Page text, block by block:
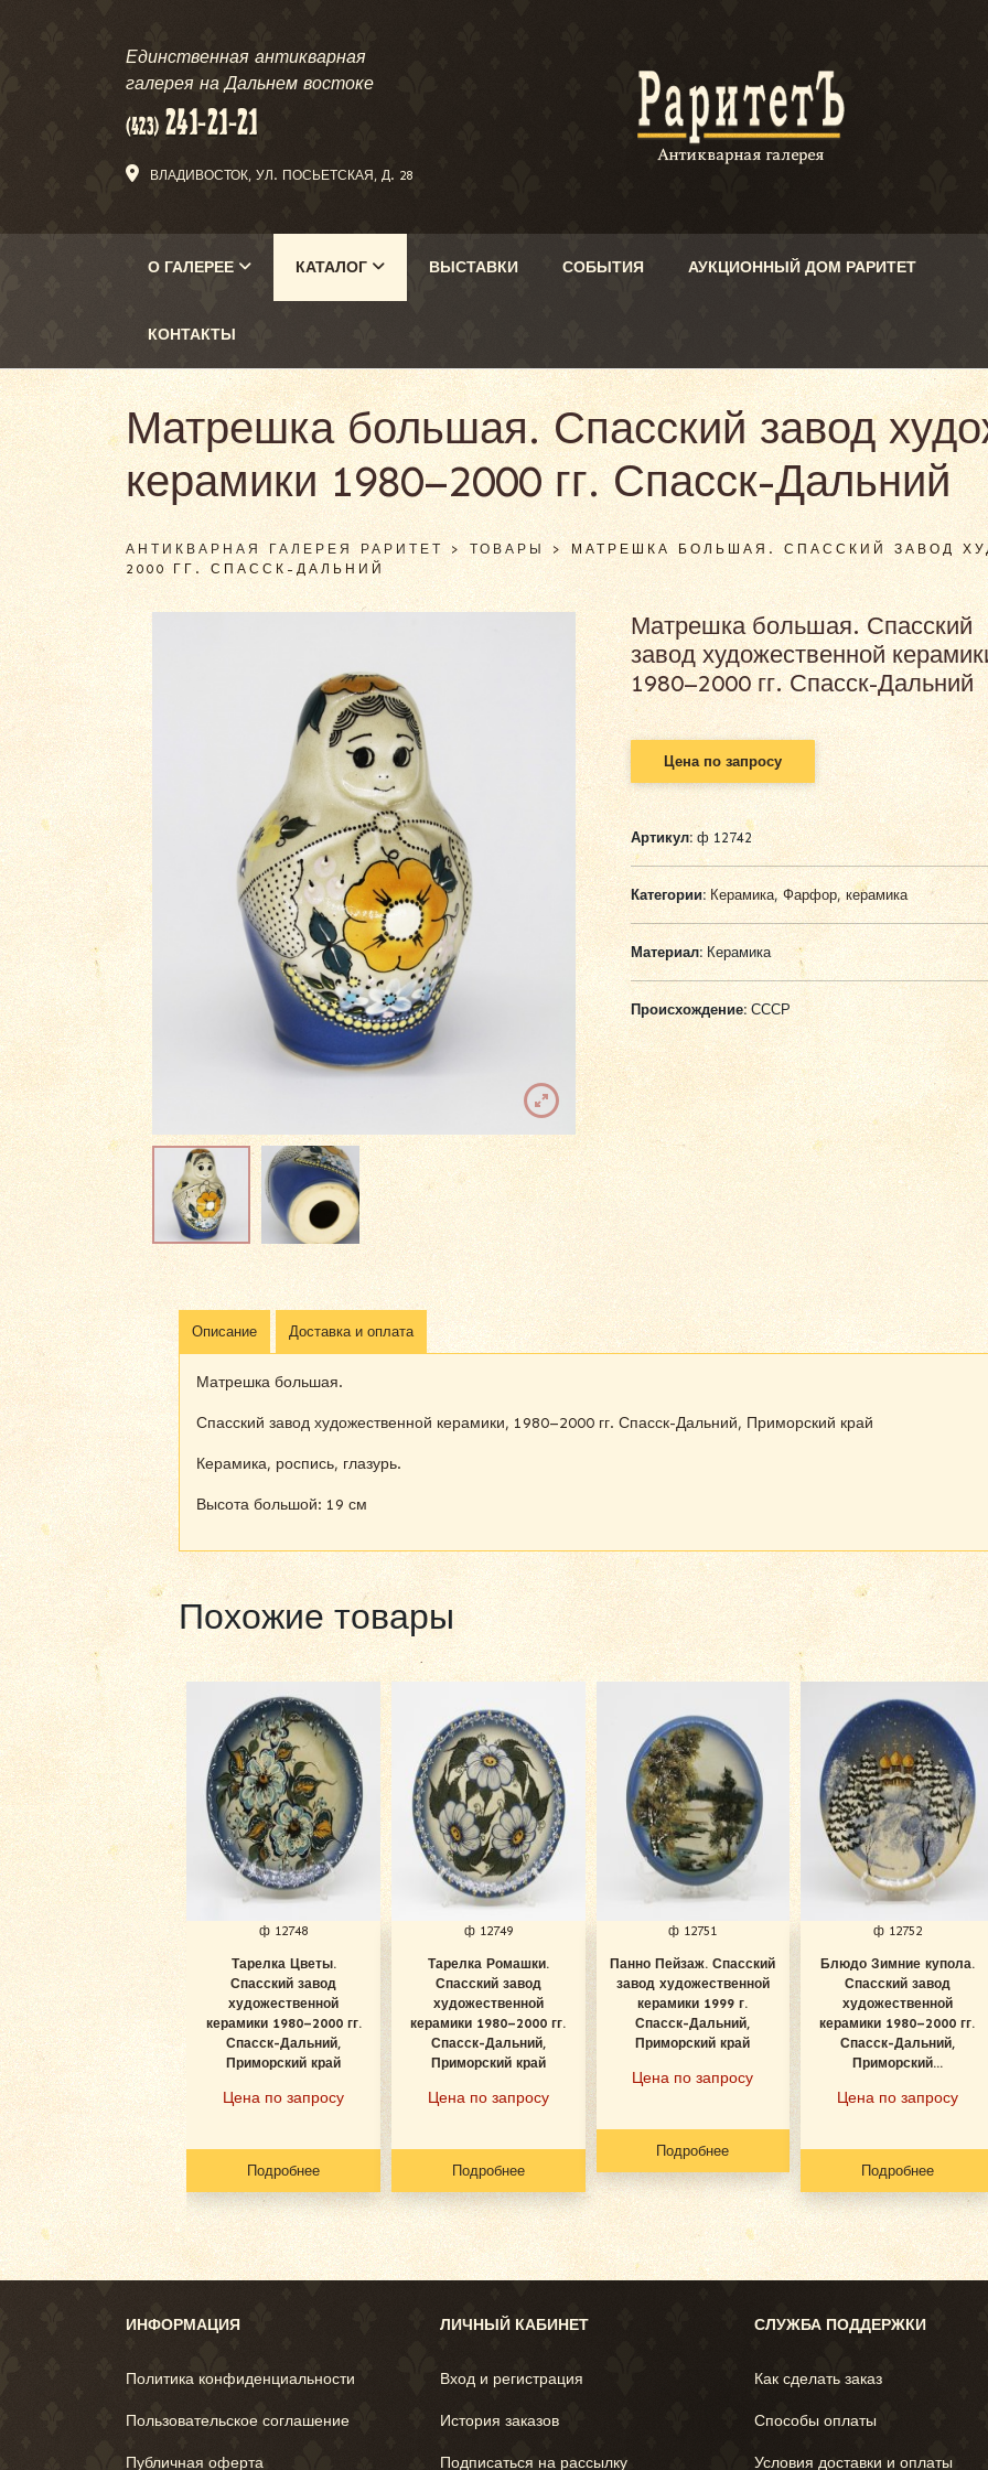
Единственная антикварная
галерея на Дальнем востоке
ВЛАДИВОСТОК, УЛ. ПОСЬЕТСКАЯ, Д. 28
О ГАЛЕРЕЕ КАТАЛОГ ВЫСТАВКИ СОБЫТИЯ АУКЦИОННЫЙ ДОМ РАРИТЕТ
КОНТАКТЫ
Матрешка большая. Спасский завод
керамики 1980–2000 гг. Спасск-Дальний
АНТИКВАРНАЯ ГАЛЕРЕЯ РАРИТЕТ>ТОВАРЫ > МАТРЕШКА БОЛЬШАЯ. СПАССКИЙ ЗАВОД
2000 ГГ. СПАССК-ДАЛЬНИЙ
Матрешка большая. Спасский
завод художественной
1980–2000 гг. Спасск-Дальний
Цена по запросу
Артикул:ф 12742
Категории: Керамика, Фарфор, керамика
Материал:Керамика
Происхождение:СССР
Описание Доставка и оплата
Матрешка большая.
Спасский завод художественной керамики, 1980–2000 гг. Спасск-Дальний, Приморский край
Керамика, роспись, глазурь.
Высота большой: 19 см
Похожие товары
ф 12748
Тарелка Цветы.
Спасский завод
художественной
керамики 1980–2000 гг.
Спасск-Дальний,
Приморский край
Цена по запросу
Подробнее
ф 12749
Тарелка Ромашки.
Спасский завод
художественной
керамики 1980–2000 гг.
Спасск-Дальний,
Приморский край
Цена по запросу
Подробнее
ф 12751
Панно Пейзаж. Спасский
завод художественной
керамики 1999 г.
Спасск-Дальний,
Приморский край
Цена по запросу
Подробнее
ф 12752
Блюдо Зимние купола.
Спасский завод
художественной
керамики 1980–2000 гг.
Спасск-Дальний,
Приморский...
Цена по запросу
Подробнее
ИНФОРМАЦИЯ
Политика конфиденциальности
Пользовательское соглашение
Публичная оферта
ЛИЧНЫЙ КАБИНЕТ
Вход и регистрация
История заказов
Подписаться на рассылку
СЛУЖБА ПОДДЕРЖКИ
Как сделать заказ
Способы оплаты
Условия доставки и оплаты